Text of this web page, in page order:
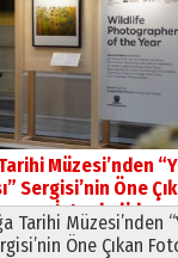
Gündoğdu
ÜÇ KIZI
2026 Perşembe
POLAT
Sebahattin
2026 Pazartesi
Müzesi’nden
Sergisi’nin Öne
İstanbul’da
Tarihi Müzesi’nden
Öne Çıkan